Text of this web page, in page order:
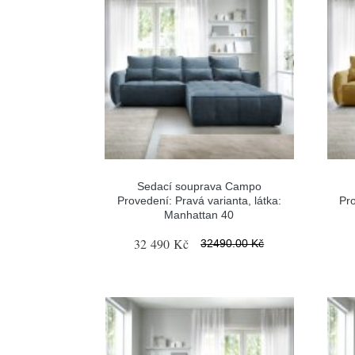
Sedací souprava Campo
Provedení: Pravá varianta, látka:
Manhattan 40
32 490 Kč 32490.00 Kč